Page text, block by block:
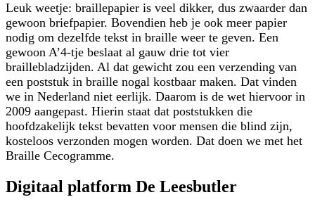
Leuk weetje: braillepapier is veel dikker, dus zwaarder dan
gewoon briefpapier. Bovendien heb je ook meer papier
nodig om dezelfde tekst in braille weer te geven. Een
gewoon A’4-tje beslaat al gauw drie tot vier
braillebladzijden. Al dat gewicht zou een verzending van
een poststuk in braille nogal kostbaar maken. Dat vinden
we in Nederland niet eerlijk. Daarom is de wet hiervoor in
2009 aangepast. Hierin staat dat poststukken die
hoofdzakelijk tekst bevatten voor mensen die blind zijn,
kosteloos verzonden mogen worden. Dat doen we met het
Braille Cecogramme.
Digitaal platform De Leesbutler